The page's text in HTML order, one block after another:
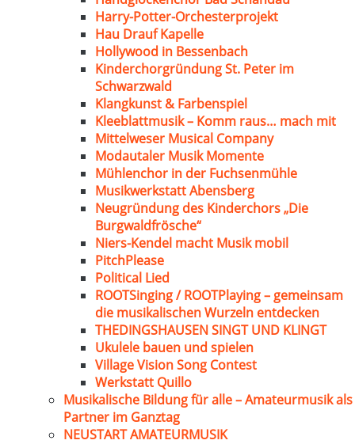
Harry-Potter-Orchesterprojekt
Hau Drauf Kapelle
Hollywood in Bessenbach
Kinderchorgründung St. Peter im
Schwarzwald
Klangkunst & Farbenspiel
Kleeblattmusik – Komm raus… mach mit
Mittelweser Musical Company
Modautaler Musik Momente
Mühlenchor in der Fuchsenmühle
Musikwerkstatt Abensberg
Neugründung des Kinderchors „Die
Burgwaldfrösche“
Niers-Kendel macht Musik mobil
PitchPlease
Political Lied
ROOTSinging / ROOTPlaying – gemeinsam
die musikalischen Wurzeln entdecken
THEDINGSHAUSEN SINGT UND KLINGT
Ukulele bauen und spielen
Village Vision Song Contest
Werkstatt Quillo
Musikalische Bildung für alle – Amateurmusik als
Partner im Ganztag
NEUSTART AMATEURMUSIK